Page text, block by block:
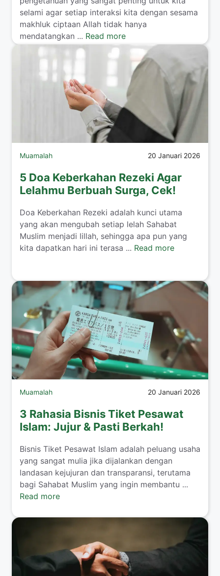
selami agar setiap interaksi kita dengan sesama
makhluk ciptaan Allah tidak hanya
mendatangkan ... Read more
Muamalah 20 Januari 2026
5 Doa Keberkahan Rezeki Agar
Lelahmu Berbuah Surga, Cek!
​Doa Keberkahan Rezeki adalah kunci utama
yang akan mengubah setiap lelah Sahabat
Muslim menjadi lillah, sehingga apa pun yang
kita dapatkan hari ini terasa ... Read more
Muamalah 20 Januari 2026
3 Rahasia Bisnis Tiket Pesawat
Islam: Jujur & Pasti Berkah!
​Bisnis Tiket Pesawat Islam adalah peluang usaha
yang sangat mulia jika dijalankan dengan
landasan kejujuran dan transparansi, terutama
bagi Sahabat Muslim yang ingin membantu ...
Read more